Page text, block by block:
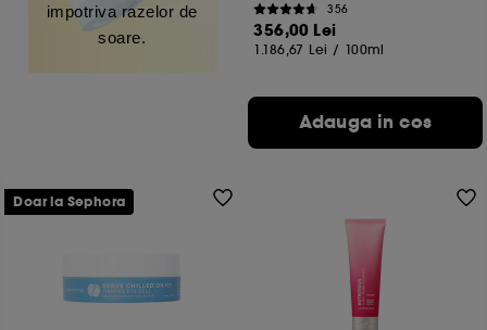
impotriva razelor de
soare.
356
356,00 Lei
1.186,67 Lei / 100ml
Adauga in cos
Doar la Sephora